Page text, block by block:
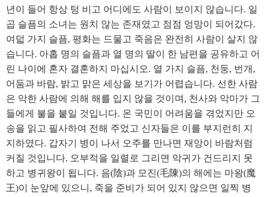
년이 들어 항상 텅 비고 어디에도 사람이 보이지 않습니다. 일
곱 슬픔의 소녀는 원치 않는 존재였고 점점 엉망이 되어갔다.
여덟 가지 슬픔, 평화는 드물고 죽음은 완전히 사람이 살지 않
습니다. 아홉 명의 슬픔과 열 명의 딸이 한 남편을 공유하고 어
린 나이에 혼자 결혼하지 마십시오. 열 가지 슬픔, 천둥, 번개,
어둠과 바람, 밝고 맑은 세상을 보기가 어렵습니다. 선한 사람
은 악한 사람에 의해 해를 입지 않을 것이며, 천사와 악마가 그
들에게 불을 붙일 것입니다. 온 국민이 어려움을 겪었지만 오
송을 읽고 필사하여 전해 주었고 신자들은 이를 부지런히 지
지하였다. 갑자기 병이 나서 오주를 만나면 재앙이 바람처럼
커질 것입니다. 오부적을 일렬로 그리면 악귀가 건드리지 못
하고 병귀왕이 됩니다. 음(陰)과 모진(毛陳)의 해에는 마왕(魔
王)이 눈앞에 있으니, 죽을 준비가 되어 있지 않으면 일찍 병